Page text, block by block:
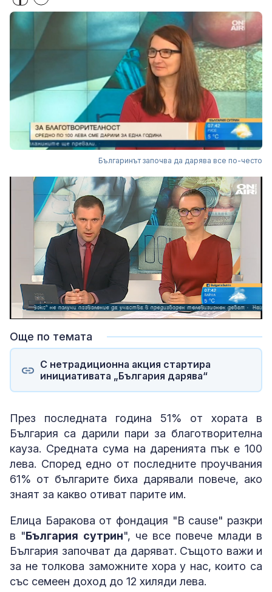
Българинът започва да дарява все по-често
Unmute Loaded:
6.90%
Още по темата
С нетрадиционна акция стартира
инициативата „България дарява“
През последната година 51% от хората в
България са дарили пари за благотворителна
кауза. Средната сума на даренията пък е 100
лева. Според едно от последните проучвания
61% от българите биха дарявали повече, ако
знаят за какво отиват парите им.
Елица Баракова от фондация "B cause" разкри
в "България сутрин", че все повече млади в
България започват да даряват. Същото важи и
за не толкова заможните хора у нас, които са
със семеен доход до 12 хиляди лева.